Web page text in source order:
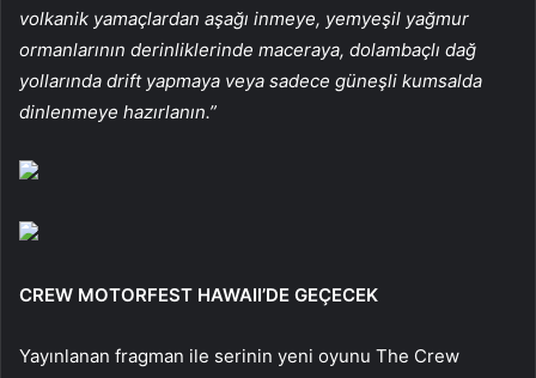
volkanik yamaçlardan aşağı inmeye, yemyeşil yağmur
ormanlarının derinliklerinde maceraya, dolambaçlı dağ
yollarında drift yapmaya veya sadece güneşli kumsalda
dinlenmeye hazırlanın.”
CREW MOTORFEST HAWAII’DE GEÇECEK
Yayınlanan fragman ile serinin yeni oyunu The Crew